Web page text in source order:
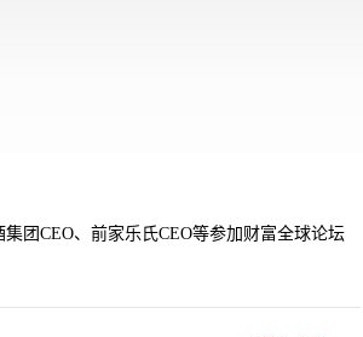
团CEO、前家乐氏CEO等参加财富全球论坛